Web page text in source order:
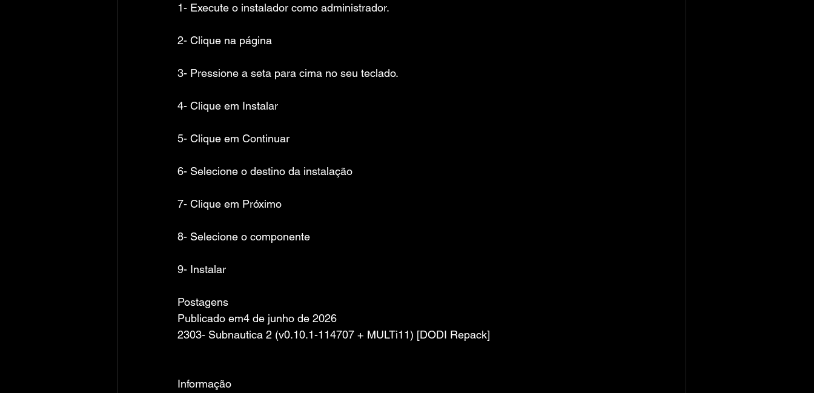
1- Execute o instalador como administrador.
2- Clique na página
3- Pressione a seta para cima no seu teclado.
4- Clique em Instalar
5- Clique em Continuar
6- Selecione o destino da instalação
7- Clique em Próximo
8- Selecione o componente
9- Instalar
Postagens
Publicado em4 de junho de 2026
2303- Subnautica 2 (v0.10.1-114707 + MULTi11) [DODI Repack]
Informação